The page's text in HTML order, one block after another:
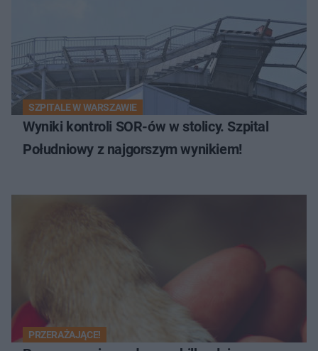
SZPITALE W WARSZAWIE
Wyniki kontroli SOR-ów w stolicy. Szpital
Południowy z najgorszym wynikiem!
PRZERAŻAJĄCE!